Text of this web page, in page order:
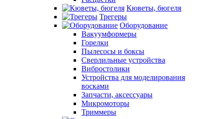
Кюветы, бюгеля
Трегеры
Оборудование
Вакуумформеры
Горелки
Пылесосы и боксы
Сверлильные устройства
Вибростолики
Устройства для моделирования
восками
Запчасти, аксессуары
Микромоторы
Триммеры